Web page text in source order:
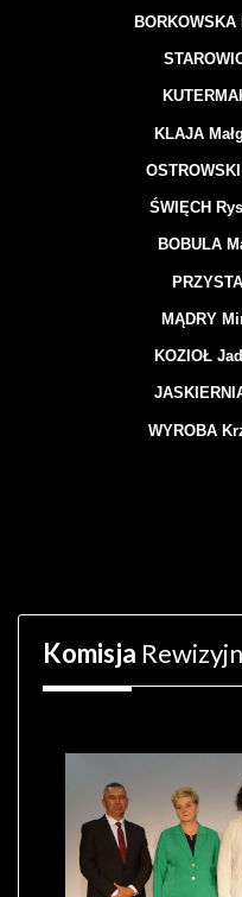
KLAJA
ŚWIĘCH
BOBULA
MĄDRY
KOZIOŁ
WYROBA
Komisja